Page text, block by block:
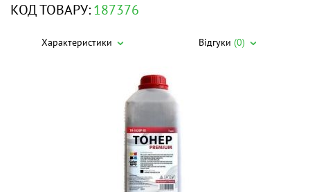
КОД ТОВАРУ:187376
Характеристики Відгуки (0)